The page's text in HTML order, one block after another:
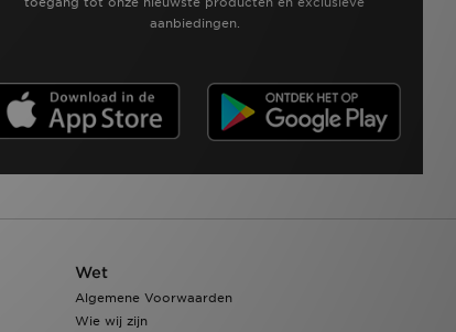
aanbiedingen.
Wet
Algemene Voorwaarden
Wie wij zijn